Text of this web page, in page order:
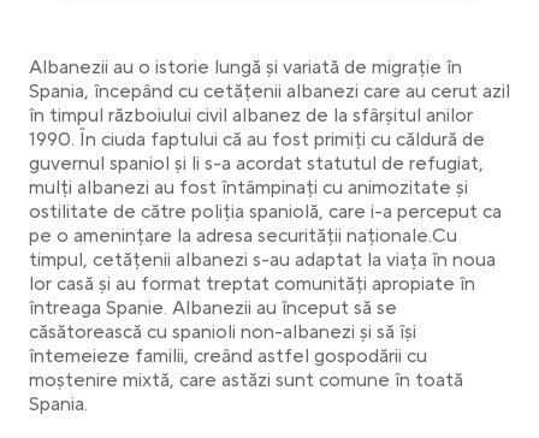
societatea australiană?
Provocările și oportunitățile cu care se confruntă
comunitatea poloneză din Australia
Viitorul comunității poloneze din Australia
Politicile australiene pentru imigranți
Tot ce trebuie să știți despre cultura poloneză
Albanezii au o istorie lungă și variată de migrație în
Spania, începând cu cetățenii albanezi care au cerut azil
în timpul războiului civil albanez de la sfârșitul anilor
1990. În ciuda faptului că au fost primiți cu căldură de
guvernul spaniol și li s-a acordat statutul de refugiat,
mulți albanezi au fost întâmpinați cu animozitate și
ostilitate de către poliția spaniolă, care i-a perceput ca
pe o amenințare la adresa securității naționale.Cu
timpul, cetățenii albanezi s-au adaptat la viața în noua
lor casă și au format treptat comunități apropiate în
întreaga Spanie. Albanezii au început să se
căsătorească cu spanioli non-albanezi și să își
întemeieze familii, creând astfel gospodării cu
moștenire mixtă, care astăzi sunt comune în toată
Spania.